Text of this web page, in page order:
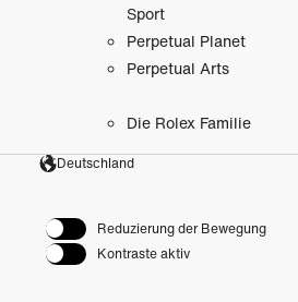
Sport
Perpetual Planet
Perpetual Arts
Die Rolex Familie
Deutschland
Reduzierung der Bewegung
Kontraste aktiv